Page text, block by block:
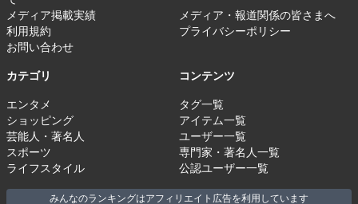
メディア掲載実績
メディア・報道関係の皆さまへ
利用規約
プライバシーポリシー
お問い合わせ
カテゴリ
エンタメ
ショッピング
芸能人・著名人
スポーツ
ライフスタイル
コンテンツ
タグ一覧
アイテム一覧
ユーザー一覧
専門家・著名人一覧
公認ユーザー一覧
みんなのランキングはアフィリエイト広告を利用しています